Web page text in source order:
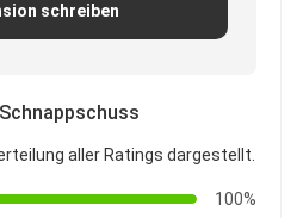
schreiben
aller Ratings dargestellt.
100%